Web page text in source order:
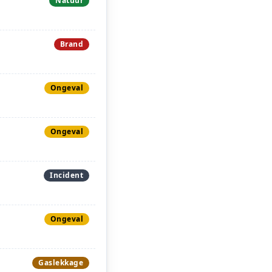
Brand
Ongeval
Ongeval
Incident
Ongeval
Gaslekkage